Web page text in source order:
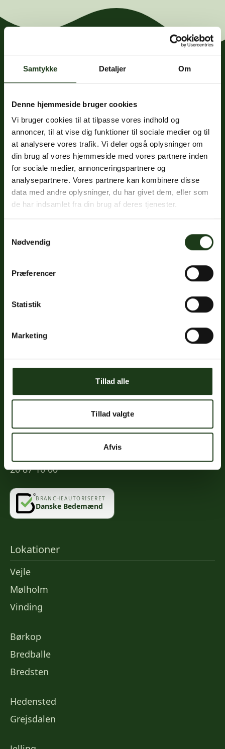
Samtykke Detaljer Om
Denne hjemmeside bruger cookies
Vi bruger cookies til at tilpasse vores indhold og
annoncer, til at vise dig funktioner til sociale medier og til
at analysere vores trafik. Vi deler også oplysninger om
din brug af vores hjemmeside med vores partnere inden
for sociale medier, annonceringspartnere og
analysepartnere. Vores partnere kan kombinere disse
data med andre oplysninger, du har givet dem, eller som
de har indsamlet fra din brug af deres tjenester.
Nødvendig
Præferencer
Statistik
Marketing
Tillad alle
Tillad valgte
Afvis
Fredericiavej 69B, st.
7100 Vejle
CVR: 32334512
Trustpilot
Sociale medier
Instagram
Google
Links
Mindeportal
Kontakt
info@vahlogwetche.dk
20 87 10 00
BRANCHEAUTORISERET
Danske Bedemænd
Lokationer
Vejle
Mølholm
Vinding
Børkop
Bredballe
Bredsten
Hedensted
Grejsdalen